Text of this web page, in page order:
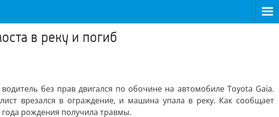
в реку и погиб
без прав двигался по обочине на автомобиле Toyota Gaia.
врезался в ограждение, и машина упала в реку. Как сообщает
года рождения получила травмы.